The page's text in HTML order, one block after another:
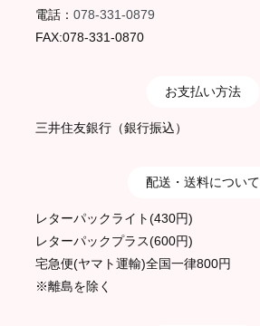
電話： 078-331-0879
FAX:078-331-0870
お支払い方法
三井住友銀行（銀行振込）
配送・送料について
レターパックライト(430円)
レターパックプラス(600円)
宅急便(ヤマト運輸)全国一律800円
※離島を除く